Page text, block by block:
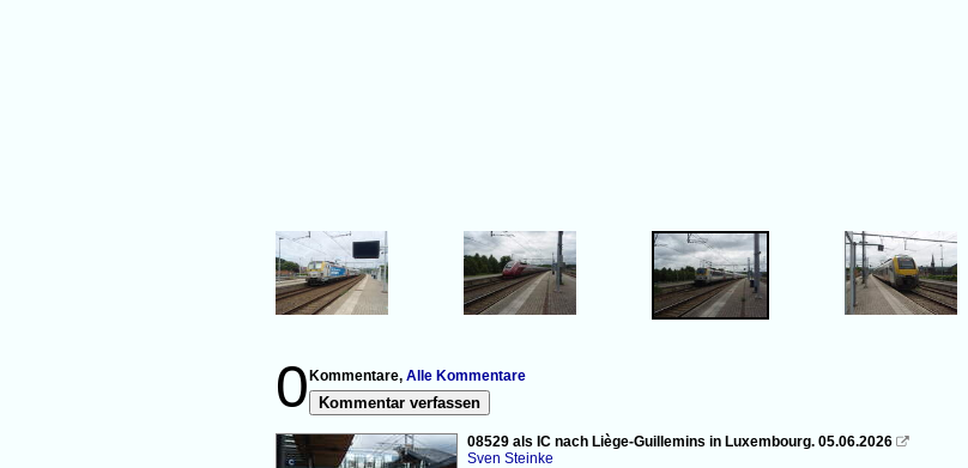
0 Kommentare, Alle Kommentare
Kommentar verfassen
08529 als IC nach Liège-Guillemins in Luxembourg. 05.06.2026 
Sven Steinke